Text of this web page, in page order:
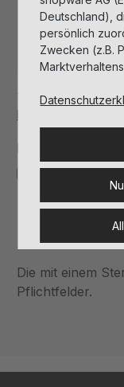
This site is
Policy
Datenschutz
bin mit ihnen
Die mit einem
Pflichtfelder.
Deutschland),
persönlich
Zwecken (z.B.